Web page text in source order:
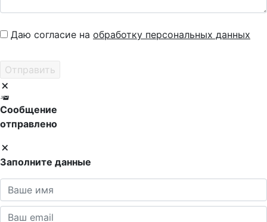
Даю согласие на обработку персональных данных
Сообщение
отправлено
Заполните данные